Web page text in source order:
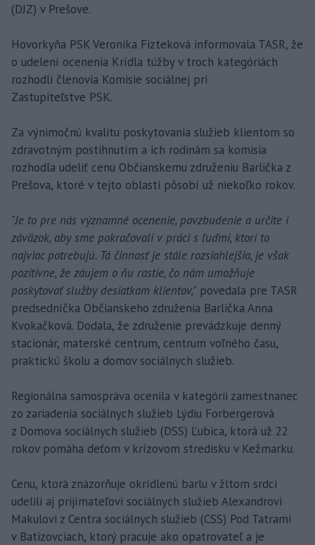
(DJZ) v Prešove.
Hovorkyňa PSK Veronika Fizteková informovala TASR, že
o udelení ocenenia Krídla túžby v troch kategóriách
rozhodli členovia Komisie sociálnej pri
Zastupiteľstve PSK.
Za výnimočnú kvalitu poskytovania služieb klientom so
zdravotným postihnutím a ich rodinám sa komisia
rozhodla udeliť cenu Občianskemu združeniu Barlička z
Prešova, ktoré v tejto oblasti pôsobí už niekoľko rokov.
"Je to pre nás významné ocenenie, povzbudenie a určite i
záväzok, aby sme pokračovali v práci s ľuďmi, ktorí to
najviac potrebujú. Tá činnosť je stále rozsiahlejšia, je však
pozitívne, že záujem o ňu rastie, čo nám umožňuje
poskytovať služby desiatkam klientov," povedala pre TASR
predsedníčka Občianskeho združenia Barlička Anna
Kvokačková. Dodala, že združenie prevádzkuje denný
stacionár, materské centrum, centrum voľného času,
praktickú školu a domov sociálnych služieb.
Regionálna samospráva ocenila v kategórii zamestnanec
zo zariadenia sociálnych služieb Lýdiu Forbergerová
z Domova sociálnych služieb (DSS) Ľubica, ktorá už 22
rokov pomáha deťom v krízovom stredisku v Kežmarku.
Cenu, ktorá znázorňuje okrídlenú barlu v žltom srdci
udelili aj prijímateľovi sociálnych služieb Alexandrovi
Makulovi z Centra sociálnych služieb (CSS) Pod Tatrami
v Batizovciach, ktorý pracuje ako opatrovateľ a je